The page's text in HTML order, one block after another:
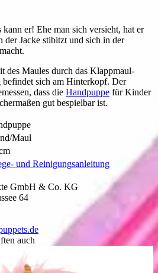
er! Ehe man sich versieht, hat er
der Jacke stibitzt und sich in der
des Maules durch das Klappmaul-
sich am Hinterkopf. Der
dass die Handpuppe für Kinder
gut bespielbar ist.
Maul
und Reinigungsanleitung
GmbH & Co. KG
64
auch